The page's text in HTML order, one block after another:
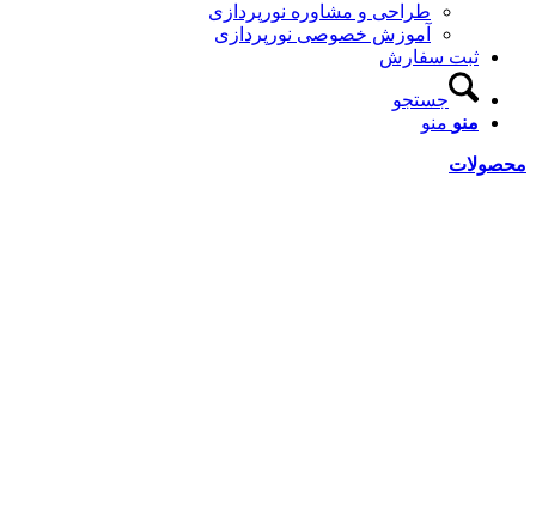
طراحی و مشاوره نورپردازی
آموزش خصوصی نورپردازی
ثبت سفارش
جستجو
منو منو